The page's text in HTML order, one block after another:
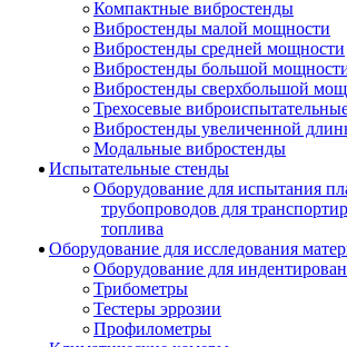
Компактные вибростенды
Вибростенды малой мощности
Вибростенды средней мощности
Вибростенды большой
Вибростенды сверхбольшой
Трехосевые
Вибростенды увеличенной
Модальные вибростенды
Испытательные стенды
Оборудование для испытания
трубопроводов для
топлива
Оборудование для исследования
Оборудование для
Трибометры
Тестеры эррозии
Профилометры